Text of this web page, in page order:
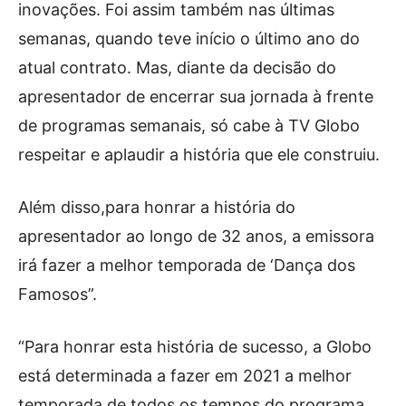
inovações. Foi assim também nas últimas
semanas, quando teve início o último ano do
atual contrato. Mas, diante da decisão do
apresentador de encerrar sua jornada à frente
de programas semanais, só cabe à TV Globo
respeitar e aplaudir a história que ele construiu.
Além disso,para honrar a história do
apresentador ao longo de 32 anos, a emissora
irá fazer a melhor temporada de ‘Dança dos
Famosos”.
“Para honrar esta história de sucesso, a Globo
está determinada a fazer em 2021 a melhor